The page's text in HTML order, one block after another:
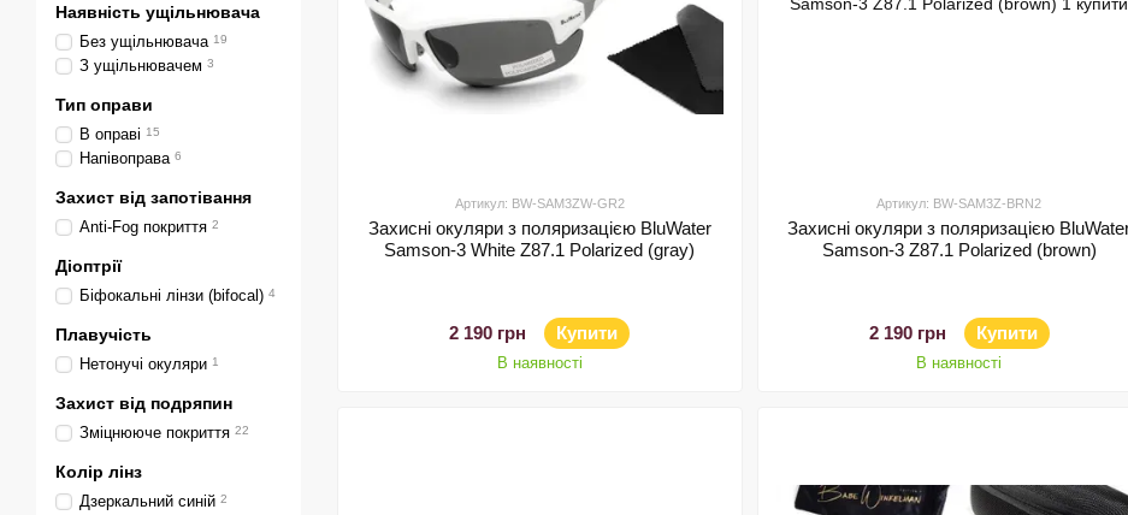
Артикул: BW-SAM3ZW-GR2
Захисні окуляри з поляризацією BluWater
Samson-3 White Z87.1 Polarized (gray)
2 190 грн Купити
В наявності
Артикул: BW-SAM3Z-BRN2
Захисні окуляри з поляризацією
Samson-3 Z87.1 Polarized (brown)
2 190 грн Купити
В наявності
Наявність ущільнювача
Без ущільнювача 19
З ущільнювачем 3
Тип оправи
В оправі 15
Напівоправа 6
Захист від запотівання
Anti-Fog покриття 2
Діоптрії
Біфокальні лінзи (bifocal) 4
Плавучість
Нетонучі окуляри 1
Захист від подряпин
Зміцнююче покриття 22
Колір лінз
Дзеркальний синій 2